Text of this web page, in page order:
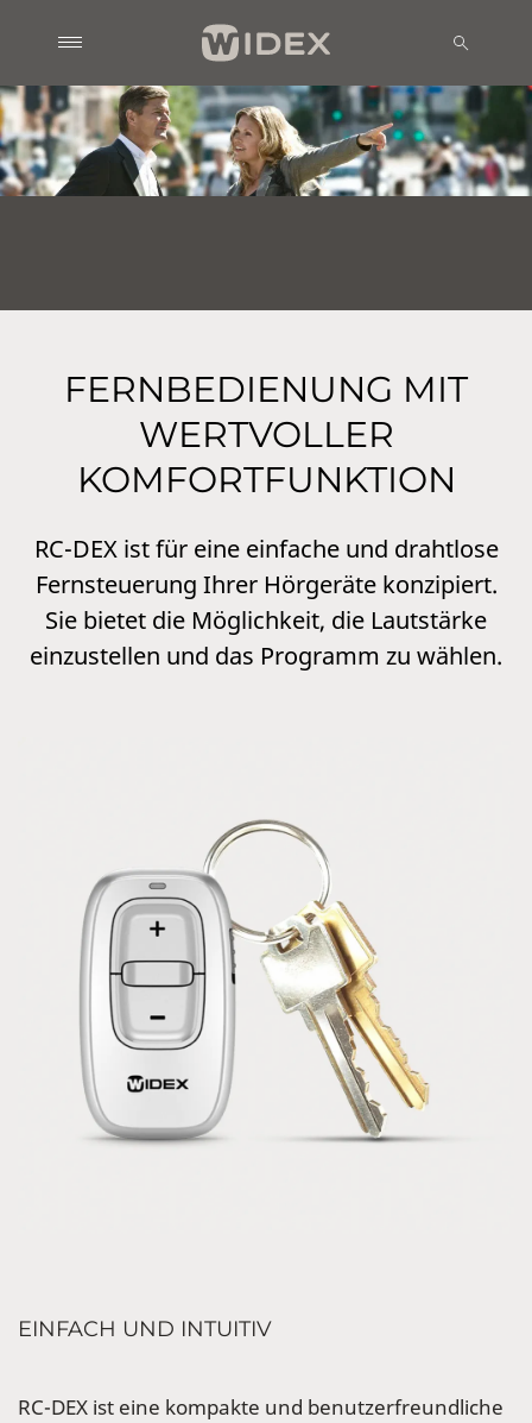
FERNBEDIENUNG MIT
WERTVOLLER
KOMFORTFUNKTION
RC-DEX ist für eine einfache und drahtlose
Fernsteuerung Ihrer Hörgeräte konzipiert.
Sie bietet die Möglichkeit, die Lautstärke
einzustellen und das Programm zu wählen.
EINFACH UND INTUITIV
RC-DEX ist eine kompakte und benutzerfreundliche